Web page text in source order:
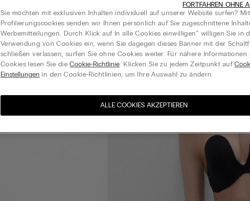
Sie möchten mit exklusiven Inhalten individuell auf unserer Website surfen?
Profilierungscookies senden wir Ihnen persönlich auf Sie zugeschnittene
Werbemitteilungen. Durch Klick auf In alle Cookies einwilligen‟ willigen Sie in
Verwendung von Cookies ein, wenn Sie dagegen dieses Banner mit der
schließen verlassen, surfen Sie ohne Cookies weiter. Für nähere Informationen
Cookies lesen Sie dieCookie-Richtlinie. Klicken Sie zu jedem Zeitpunkt auf
Einstellungen in den Cookie-Richtlinien, um Ihre Auswahl zu ändern.
ALLE COOKIES AKZEPTIEREN
FORTFAHREN OHNE